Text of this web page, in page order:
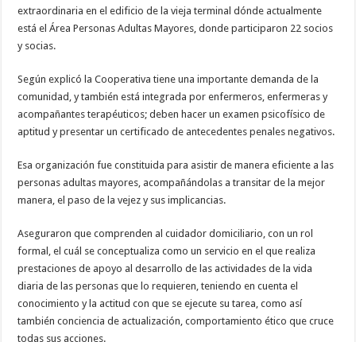
extraordinaria en el edificio de la vieja terminal dónde actualmente
está el Área Personas Adultas Mayores, donde participaron 22 socios
y socias.
Según explicó la Cooperativa tiene una importante demanda de la
comunidad, y también está integrada por enfermeros, enfermeras y
acompañantes terapéuticos; deben hacer un examen psicofísico de
aptitud y presentar un certificado de antecedentes penales negativos.
Esa organización fue constituida para asistir de manera eficiente a las
personas adultas mayores, acompañándolas a transitar de la mejor
manera, el paso de la vejez y sus implicancias.
Aseguraron que comprenden al cuidador domiciliario, con un rol
formal, el cuál se conceptualiza como un servicio en el que realiza
prestaciones de apoyo al desarrollo de las actividades de la vida
diaria de las personas que lo requieren, teniendo en cuenta el
conocimiento y la actitud con que se ejecute su tarea, como así
también conciencia de actualización, comportamiento ético que cruce
todas sus acciones.